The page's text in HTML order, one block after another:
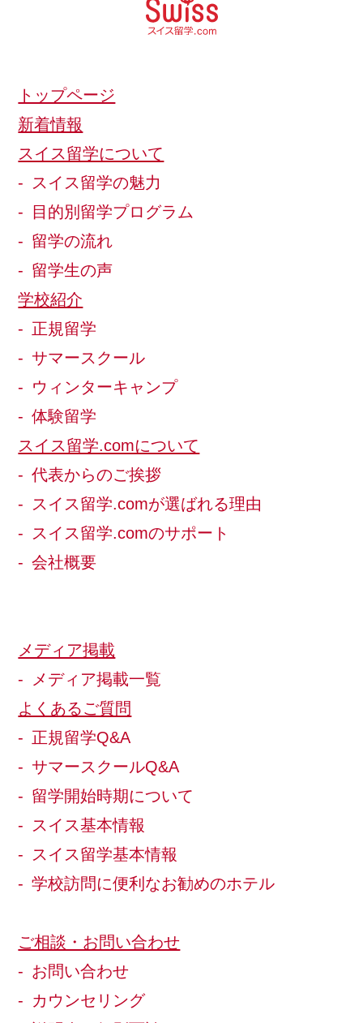
トップページ
新着情報
スイス留学について
スイス留学の魅力
目的別留学プログラム
留学の流れ
留学生の声
学校紹介
正規留学
サマースクール
ウィンターキャンプ
体験留学
スイス留学.comについて
代表からのご挨拶
スイス留学.comが選ばれる理由
スイス留学.comのサポート
会社概要
メディア掲載
メディア掲載一覧
よくあるご質問
正規留学Q&A
サマースクールQ&A
留学開始時期について
スイス基本情報
スイス留学基本情報
学校訪問に便利なお勧めのホテル
ご相談・お問い合わせ
お問い合わせ
カウンセリング